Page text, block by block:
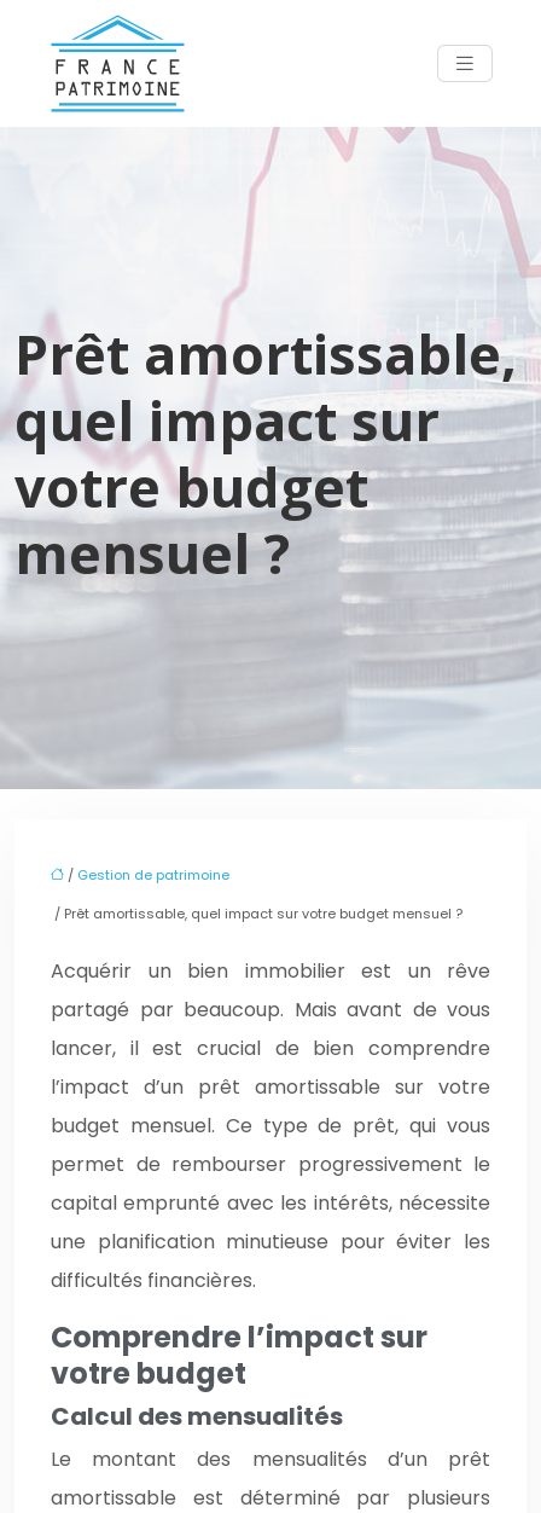
Prêt amortissable,
quel impact sur
votre budget
mensuel ?
/ Gestion de patrimoine
/ Prêt amortissable, quel impact sur votre budget mensuel ?
Acquérir un bien immobilier est un rêve
partagé par beaucoup. Mais avant de vous
lancer, il est crucial de bien comprendre
l’impact d’un prêt amortissable sur votre
budget mensuel. Ce type de prêt, qui vous
permet de rembourser progressivement le
capital emprunté avec les intérêts, nécessite
une planification minutieuse pour éviter les
difficultés financières.
Comprendre l’impact sur
votre budget
Calcul des mensualités
Le montant des mensualités d’un prêt
amortissable est déterminé par plusieurs